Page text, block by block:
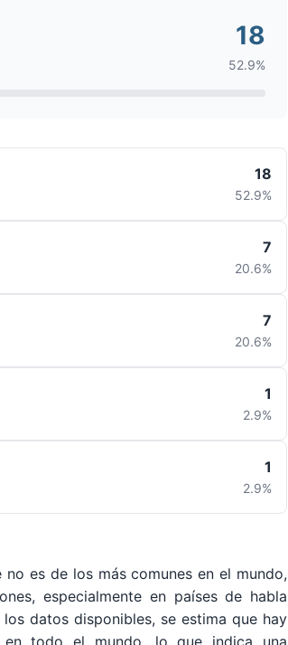
18
52.9%
18
52.9%
7
20.6%
7
20.6%
1
2.9%
1
2.9%
es de los más comunes en el mundo,
especialmente en países de habla
datos disponibles, se estima que hay
en todo el mundo, lo que indica una